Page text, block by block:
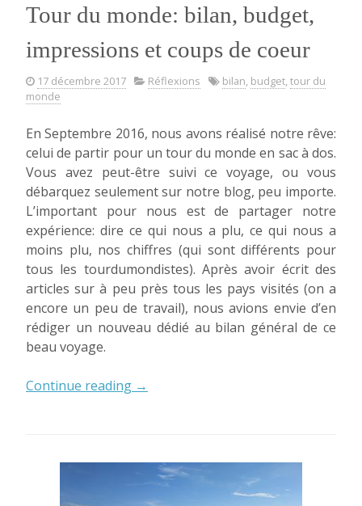
Tour du monde: bilan, budget,
impressions et coups de coeur
17 décembre 2017 Réflexions bilan, budget, tour du
monde
En Septembre 2016, nous avons réalisé notre rêve:
celui de partir pour un tour du monde en sac à dos.
Vous avez peut-être suivi ce voyage, ou vous
débarquez seulement sur notre blog, peu importe.
L’important pour nous est de partager notre
expérience: dire ce qui nous a plu, ce qui nous a
moins plu, nos chiffres (qui sont différents pour
tous les tourdumondistes). Après avoir écrit des
articles sur à peu près tous les pays visités (on a
encore un peu de travail), nous avions envie d’en
rédiger un nouveau dédié au bilan général de ce
beau voyage.
Continue reading « Tour
budget,
impressions
et
→